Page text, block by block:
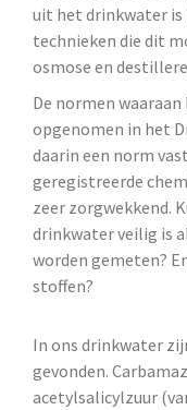
uit het drinkwater is
technieken die dit
osmose en
De normen
opgenomen in het
daarin een norm
geregistreerde
zeer zorgwekkend.
drinkwater veilig is
worden gemeten?
stoffen?
In ons drinkwater
gevonden.
acetylsalicylzuur